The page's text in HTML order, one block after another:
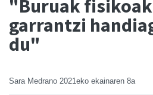
"Buruak
garrantzi
du"
Sara Medrano 2021eko ekainaren 8a